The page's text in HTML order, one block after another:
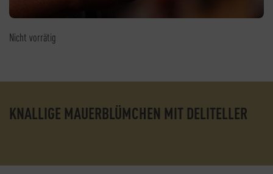
Nicht vorrätig
KNALLIGE MAUERBLÜMCHEN MIT DELITELLER